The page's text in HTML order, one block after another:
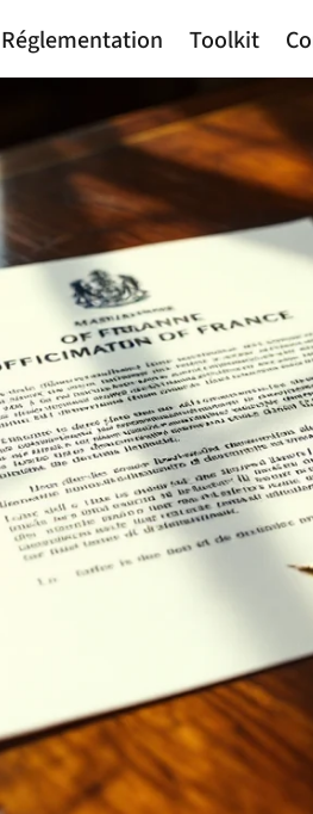
Réglementation Toolkit